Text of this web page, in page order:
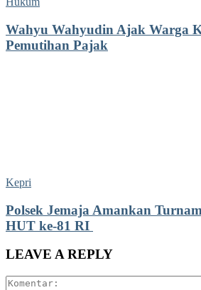
Wahyu Wahyudin Ajak Warga
Pemutihan Pajak
Kepri
Polsek Jemaja Amankan
HUT ke-81 RI ‎
LEAVE A REPLY